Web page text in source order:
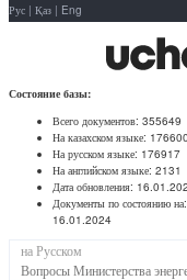
Рус | Қаз | Eng
Состояние базы:
Всего документов: 355649
На казахском языке: 176600
На русском языке: 176917
На английском языке: 2131
Дата обновления:
Документы по состоянию на:
16.01.2024
на Русском
Вопросы Министерства